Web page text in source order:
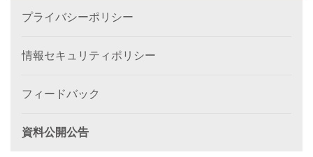
プライバシーポリシー
情報セキュリティポリシー
フィードバック
資料公開公告